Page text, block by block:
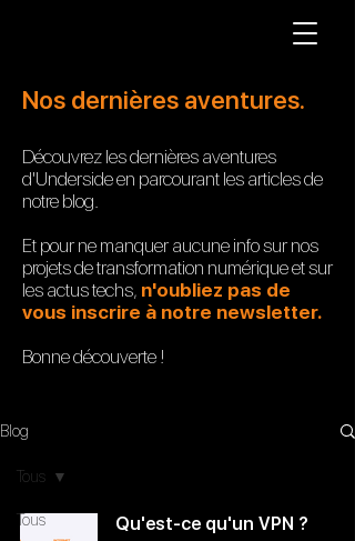
Nos dernières aventures.
Découvrez les dernières aventures
d'Underside en parcourant les articles de
notre blog.
Et pour ne manquer aucune info sur nos
projets de transformation numérique et sur
les actus techs, n'oubliez pas de
vous inscrire à notre newsletter.
Bonnedécouverte !
Blog
Tous
Tous
Qu'est-ce qu'un VPN ?